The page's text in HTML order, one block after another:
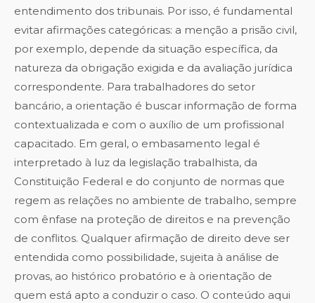
entendimento dos tribunais. Por isso, é fundamental
evitar afirmações categóricas: a menção a prisão civil,
por exemplo, depende da situação específica, da
natureza da obrigação exigida e da avaliação jurídica
correspondente. Para trabalhadores do setor
bancário, a orientação é buscar informação de forma
contextualizada e com o auxílio de um profissional
capacitado. Em geral, o embasamento legal é
interpretado à luz da legislação trabalhista, da
Constituição Federal e do conjunto de normas que
regem as relações no ambiente de trabalho, sempre
com ênfase na proteção de direitos e na prevenção
de conflitos. Qualquer afirmação de direito deve ser
entendida como possibilidade, sujeita à análise de
provas, ao histórico probatório e à orientação de
quem está apto a conduzir o caso. O conteúdo aqui